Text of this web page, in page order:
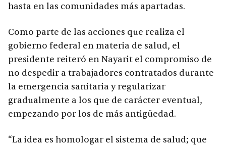
hasta en las comunidades más apartadas.
Como parte de las acciones que realiza el
gobierno federal en materia de salud, el
presidente reiteró en Nayarit el compromiso de
no despedir a trabajadores contratados durante
la emergencia sanitaria y regularizar
gradualmente a los que de carácter eventual,
empezando por los de más antigüedad.
“La idea es homologar el sistema de salud; que